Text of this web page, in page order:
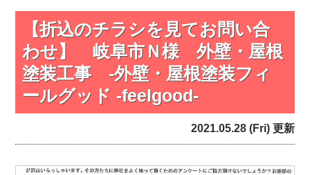
【折込のチラシを見てお問い合
わせ】 岐阜市Ｎ様 外壁・屋根
塗装工事 -外壁・屋根塗装フィ
ールグッド -feelgood-
2021.05.28 (Fri) 更新